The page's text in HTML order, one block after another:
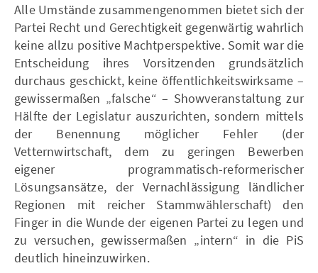
Alle Umstände zusammengenommen bietet sich der
Partei Recht und Gerechtigkeit gegenwärtig wahrlich
keine allzu positive Machtperspektive. Somit war die
Entscheidung ihres Vorsitzenden grundsätzlich
durchaus geschickt, keine öffentlichkeitswirksame –
gewissermaßen „falsche“ – Showveranstaltung zur
Hälfte der Legislatur auszurichten, sondern mittels
der Benennung möglicher Fehler (der
Vetternwirtschaft, dem zu geringen Bewerben
eigener programmatisch-reformerischer
Lösungsansätze, der Vernachlässigung ländlicher
Regionen mit reicher Stammwählerschaft) den
Finger in die Wunde der eigenen Partei zu legen und
zu versuchen, gewissermaßen „intern“ in die PiS
deutlich hineinzuwirken.